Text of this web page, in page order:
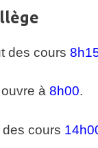
des cours
à 8h00.
des cours